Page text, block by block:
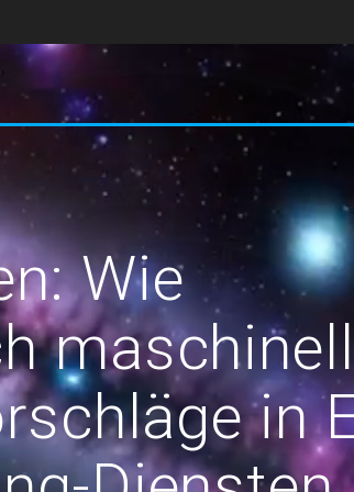
Wie
in